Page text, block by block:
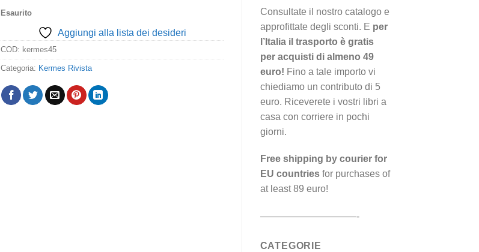
Consultate il nostro catalogo e
approfittate degli sconti. E per
l’Italia il trasporto è gratis
per acquisti di almeno 49
euro! Fino a tale importo vi
chiediamo un contributo di 5
euro. Riceverete i vostri libri a
casa con corriere in pochi
giorni.
Free shipping by courier for
EU countriesfor purchases of
at least 89 euro!
——————————-
CATEGORIE
Esaurito
Aggiungi alla lista dei desideri
COD: kermes45
Categoria: Kermes Rivista